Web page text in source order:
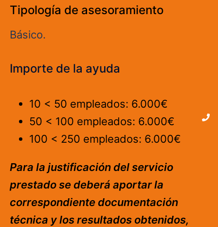
Tipología de asesoramiento
Básico.
Importe de la ayuda
10 < 50 empleados: 6.000€
50 < 100 empleados: 6.000€
100 < 250 empleados: 6.000€
Para la justificación del servicio
prestado se deberá aportar la
correspondiente documentación
técnica y los resultados obtenidos,